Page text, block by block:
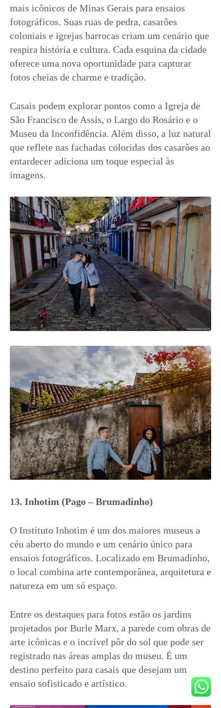
mais icônicos de Minas Gerais para ensaios
fotográficos. Suas ruas de pedra, casarões
coloniais e igrejas barrocas criam um cenário que
respira história e cultura. Cada esquina da cidade
oferece uma nova oportunidade para capturar
fotos cheias de charme e tradição.
Casais podem explorar pontos como a Igreja de
São Francisco de Assis, o Largo do Rosário e o
Museu da Inconfidência. Além disso, a luz natural
que reflete nas fachadas coloridas dos casarões ao
entardecer adiciona um toque especial às
imagens.
13. Inhotim (Pago – Brumadinho)
O Instituto Inhotim é um dos maiores museus a
céu aberto do mundo e um cenário único para
ensaios fotográficos. Localizado em Brumadinho,
o local combina arte contemporânea, arquitetura e
natureza em um só espaço.
Entre os destaques para fotos estão os jardins
projetados por Burle Marx, a parede com obras de
arte icônicas e o incrível pôr do sol que pode ser
registrado nas áreas amplas do museu. É um
destino perfeito para casais que desejam um
ensaio sofisticado e artístico.